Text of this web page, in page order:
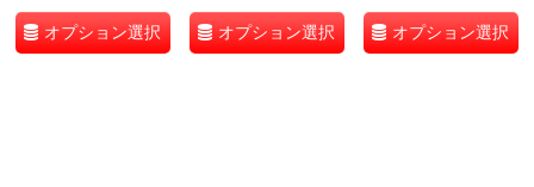
オプション選択 オプション選択 オプション選択